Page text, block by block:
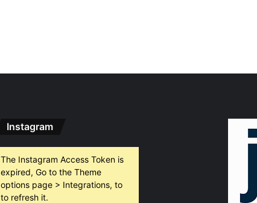
Instagram
The Instagram Access Token is
expired, Go to the Theme
options page > Integrations, to
to refresh it.